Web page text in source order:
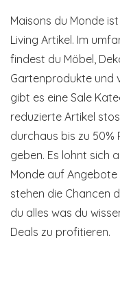
Maisons du Monde
Living Artikel. Im
findest du Möbel,
Gartenprodukte und
gibt es eine Sale
reduzierte Artikel
durchaus bis zu
geben. Es lohnt sich
Monde auf
stehen die Chancen
du alles was du
Deals zu profitieren.